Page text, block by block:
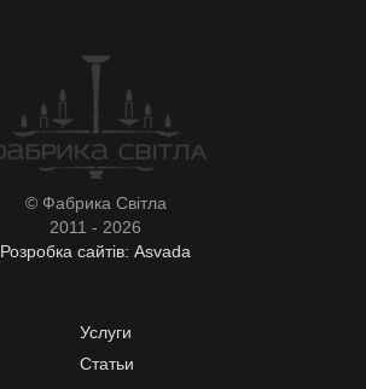
© Фабрика Світла
2011 - 2026
Розробка сайтів: Asvada
Услуги
Статьи